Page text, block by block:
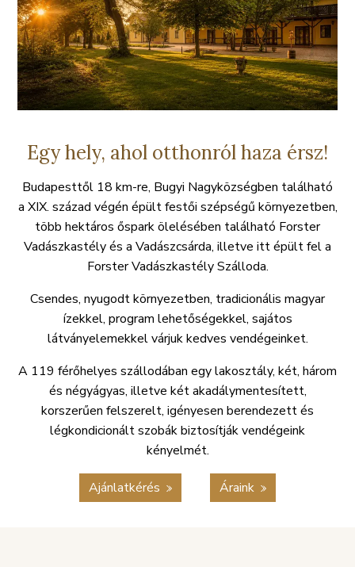
Egy hely, ahol otthonról haza érsz!
Budapesttől 18 km-re, Bugyi Nagyközségben található
a XIX. század végén épült festői szépségű környezetben,
több hektáros őspark ölelésében található Forster
Vadászkastély és a Vadászcsárda, illetve itt épült fel a
Forster Vadászkastély Szálloda.
Csendes, nyugodt környezetben, tradicionális magyar
ízekkel, program lehetőségekkel, sajátos
látványelemekkel várjuk kedves vendégeinket.
A 119 férőhelyes szállodában egy lakosztály, két, három
és négyágyas, illetve két akadálymentesített,
korszerűen felszerelt, igényesen berendezett és
légkondicionált szobák biztosítják vendégeink
kényelmét.
Ajánlatkérés Áraink